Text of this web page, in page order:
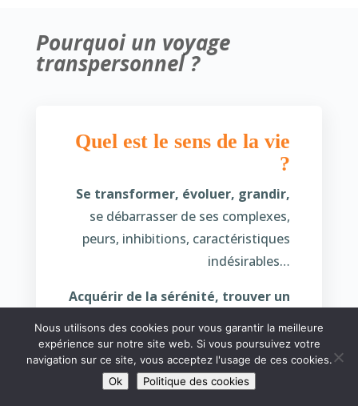
Pourquoi un voyage
transpersonnel ?
Quel est le sens de la vie
?
Se transformer, évoluer, grandir,
se débarrasser de ses complexes,
peurs, inhibitions, caractéristiques
indésirables…
Acquérir de la sérénité, trouver un
intelligible et une vision et une
direction plus claires…
Nous utilisons des cookies pour vous garantir la meilleure
expérience sur notre site web. Si vous poursuivez votre
navigation sur ce site, vous acceptez l'usage de ces cookies.
Ok
Politique des cookies